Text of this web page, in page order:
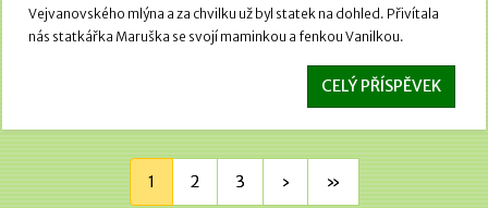
Vejvanovského mlýna a za chvilku už byl statek na dohled. Přivítala
nás statkářka Maruška se svojí maminkou a fenkou Vanilkou.
CELÝ PŘÍSPĚVEK
1 2 3 › »